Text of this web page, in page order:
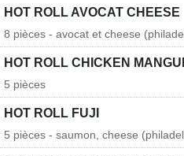
HOT ROLL AVOCAT CHEESE
8 pièces - avocat et cheese
HOT ROLL CHICKEN
5 pièces
HOT ROLL FUJI
5 pièces - saumon, cheese